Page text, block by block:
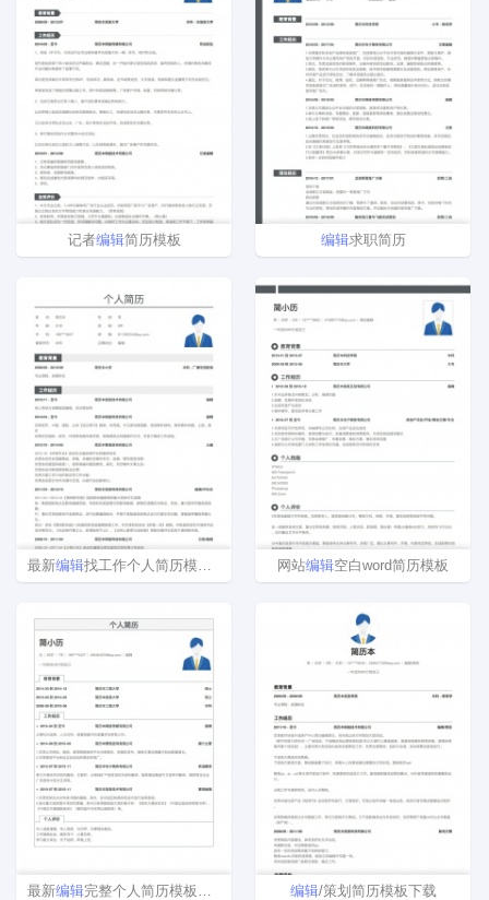
记者编辑简历模板 编辑求职简历
最新编辑找工作个人简历模板样本 网站编辑空白word简历模板
最新编辑完整个人简历模板下载 编辑/策划简历模板下载